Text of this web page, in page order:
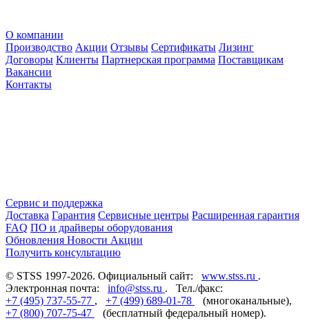
О компании
Производство Акции Отзывы Сертификаты Лизинг
Договоры Клиенты Партнерская программа Поставщикам
Вакансии
Контакты
Сервис и поддержка
Доставка Гарантия Сервисные центры Расширенная гарантия
FAQ ПО и драйверы оборудования
Обновления Новости Акции
Получить консультацию
© STSS 1997-2026. Официальный сайт: www.stss.ru .
Электронная почта: info@stss.ru . Тел./факс:
+7 (495) 737-55-77 , +7 (499) 689-01-78
(многоканальные),
+7 (800) 707-75-47
(бесплатный федеральный номер).